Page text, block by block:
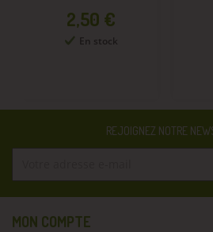
Prix
2,50 €
En stock
REJOIGNEZ NOTRE
MON COMPTE